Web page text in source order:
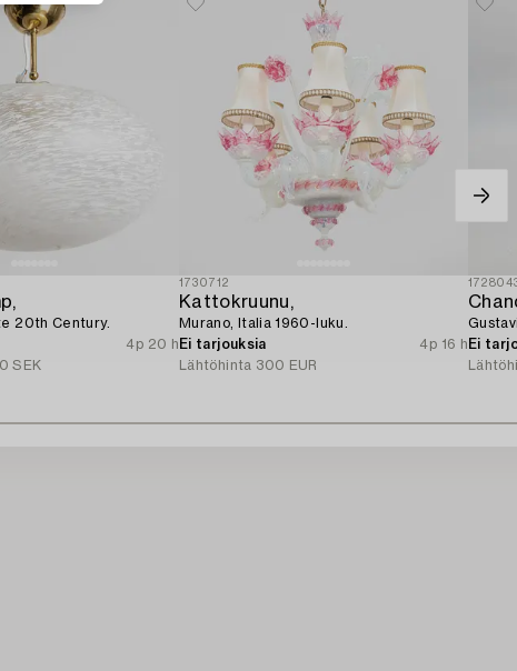
20th Century.
4p 20 h
SEK
1730712
Kattokruunu,
Murano, Italia 1960-luku.
Ei tarjouksia
4p 16 h
Lähtöhinta 300 EUR
Ei